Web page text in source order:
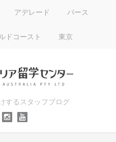
アデレード パース
ドコースト 東京
するスタッフブログ